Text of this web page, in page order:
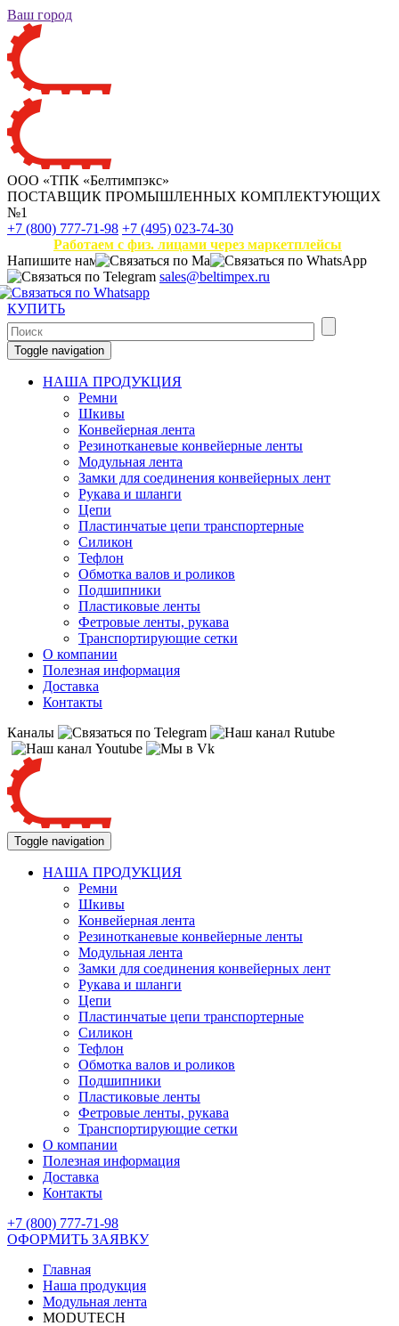
Ваш город
ООО «ТПК «Белтимпэкс»
ПОСТАВЩИК ПРОМЫШЛЕННЫХ КОМПЛЕКТУЮЩИХ
№1
+7 (800) 777-71-98 +7 (495) 023-74-30
Работаем с физ. лицами через маркетплейсы
Напишите нам
sales@beltimpex.ru
КУПИТЬ
Toggle navigation
НАША ПРОДУКЦИЯ
Ремни
Шкивы
Конвейерная лента
Резинотканевые конвейерные ленты
Модульная лента
Замки для соединения конвейерных лент
Рукава и шланги
Цепи
Пластинчатые цепи транспортерные
Силикон
Тефлон
Обмотка валов и роликов
Подшипники
Пластиковые ленты
Фетровые ленты, рукава
Транспортирующие сетки
О компании
Полезная информация
Доставка
Контакты
Каналы
Toggle navigation
НАША ПРОДУКЦИЯ
Ремни
Шкивы
Конвейерная лента
Резинотканевые конвейерные ленты
Модульная лента
Замки для соединения конвейерных лент
Рукава и шланги
Цепи
Пластинчатые цепи транспортерные
Силикон
Тефлон
Обмотка валов и роликов
Подшипники
Пластиковые ленты
Фетровые ленты, рукава
Транспортирующие сетки
О компании
Полезная информация
Доставка
Контакты
+7 (800) 777-71-98
ОФОРМИТЬ ЗАЯВКУ
Главная
Наша продукция
Модульная лента
MODUTECH